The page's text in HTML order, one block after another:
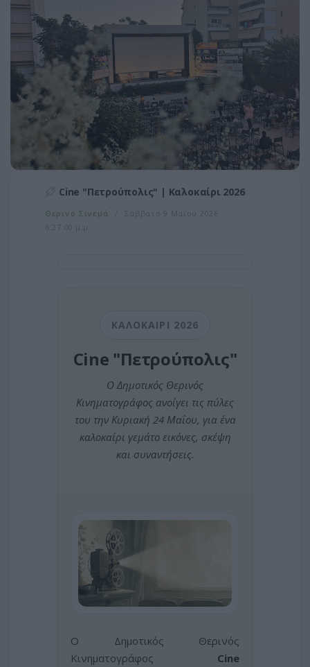
Cine "Πετρούπολις" | Καλοκαίρι 2026
Θερινό Σινεμά
Σάββατο 9 Μαΐου 2026
ΚΑΛΟΚΑΙΡΙ 2026
Cine "Πετρούπολις"
Ο Δημοτικός Θερινός
Κινηματογράφος ανοίγει τις πύλες
του την Κυριακή 24 Μαΐου, για ένα
καλοκαίρι γεμάτο εικόνες, σκέψη
και συναντήσεις.
Ο Δημοτικός Θερινός
Κινηματογράφος Cine